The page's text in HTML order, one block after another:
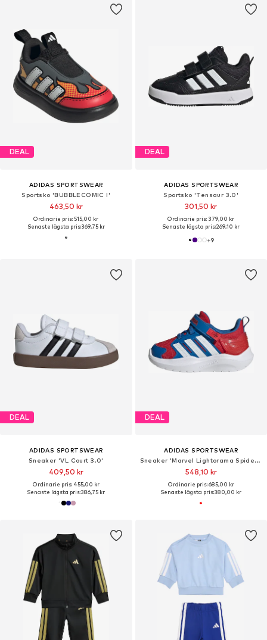
DEAL
ADIDAS SPORTSWEAR
Sportsko 'BUBBLECOMIC I'
463,50 kr
Ordinarie pris: 515,00 kr
Senaste lägsta pris:369,75 kr
DEAL
ADIDAS SPORTSWEAR
Sportsko 'Tensaur 3.0'
301,50 kr
Ordinarie pris: 379,00 kr
Senaste lägsta pris:269,10 kr
+9
DEAL
ADIDAS SPORTSWEAR
Sneaker 'VL Court 3.0'
409,50 kr
Ordinarie pris: 455,00 kr
Senaste lägsta pris:386,75 kr
DEAL
ADIDAS SPORTSWEAR
Sneaker 'Marvel Lightorama Spider-Man'
548,10 kr
Ordinarie pris: 685,00 kr
Senaste lägsta pris:380,00 kr